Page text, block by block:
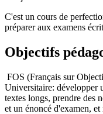
C'est un cours de
préparer aux examens
Objectifs
FOS (Français sur
Universitaire: développer
textes longs, prendre des
et un énoncé d'examen,